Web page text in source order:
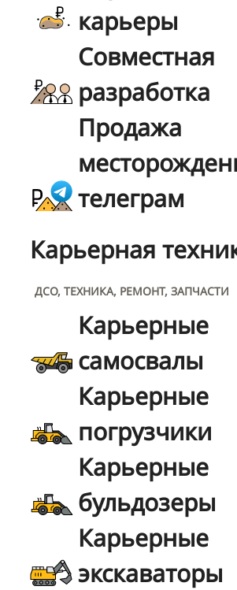
карьеры
Совместная
разработка
Продажа
телеграм
Карьерная
ДСО, ТЕХНИКА, РЕМОНТ, ЗАПЧАСТИ
Карьерные
самосвалы
Карьерные
погрузчики
Карьерные
бульдозеры
Карьерные
экскаваторы